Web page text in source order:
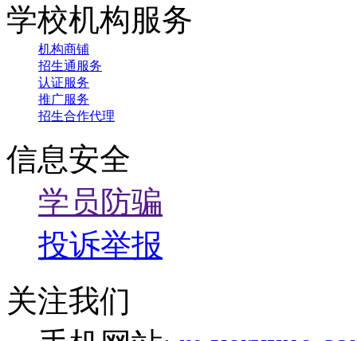
学校机构服务
机构商铺
招生通服务
认证服务
推广服务
招生合作代理
信息安全
学员防骗
投诉举报
关注我们